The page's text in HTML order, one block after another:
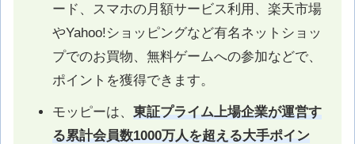
ード、スマホの月額サービス利用、楽天市場
やYahoo!ショッピングなど有名ネットショッ
プでのお買物、無料ゲームへの参加などで、
ポイントを獲得できます。
モッピーは、 東証プライム上場企業が運営す
る累計会員数1000万人を超える大手ポイン